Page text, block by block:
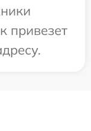
привезет